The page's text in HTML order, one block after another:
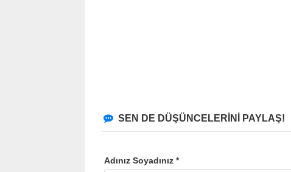
SEN DE DÜŞÜNCELERİNİ PAYLAŞ!
Adınız Soyadınız *